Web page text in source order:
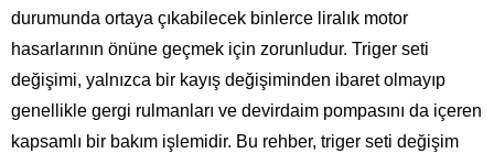
durumunda ortaya çıkabilecek binlerce liralık motor
hasarlarının önüne geçmek için zorunludur. Triger seti
değişimi, yalnızca bir kayış değişiminden ibaret olmayıp
genellikle gergi rulmanları ve devirdaim pompasını da içeren
kapsamlı bir bakım işlemidir. Bu rehber, triger seti değişim